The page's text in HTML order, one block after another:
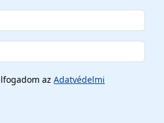
az Adatvédelmi